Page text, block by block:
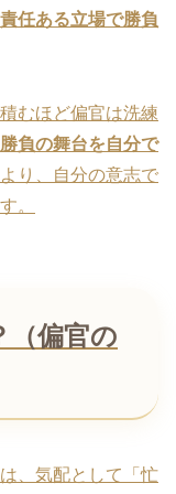
責任ある立場で勝負
むほど偏官は洗練
勝負の舞台を自分で
り、自分の意志で
。
（偏官の
、気配として「忙